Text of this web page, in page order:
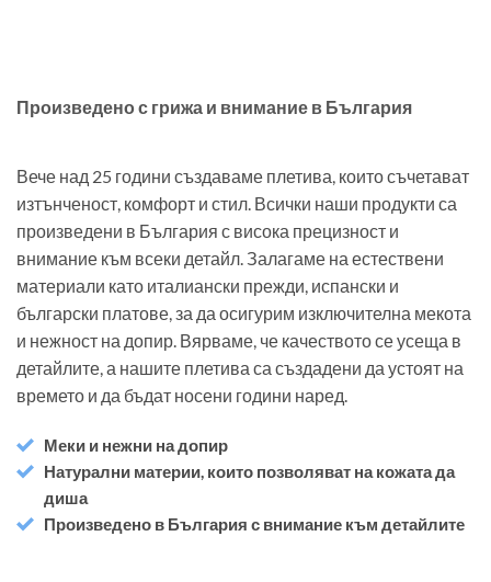
Произведено с грижа и внимание в България
Вече над 25 години създаваме плетива, които съчетават
изтънченост, комфорт и стил. Всички наши продукти са
произведени в България с висока прецизност и
внимание към всеки детайл. Залагаме на естествени
материали като италиански прежди, испански и
български платове, за да осигурим изключителна мекота
и нежност на допир. Вярваме, че качеството се усеща в
детайлите, а нашите плетива са създадени да устоят на
времето и да бъдат носени години наред.
Меки и нежни на допир
Натурални материи, които позволяват на кожата да
диша
Произведено в България с внимание към детайлите